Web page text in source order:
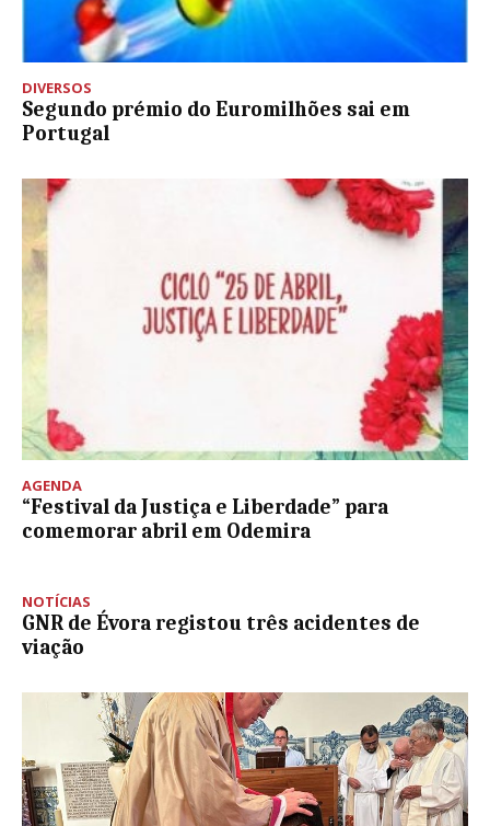
DIVERSOS
Segundo prémio do Euromilhões sai em
Portugal
AGENDA
“Festival da Justiça e Liberdade” para
comemorar abril em Odemira
NOTÍCIAS
GNR de Évora registou três acidentes de
viação